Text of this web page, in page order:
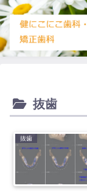
抜歯
抜歯